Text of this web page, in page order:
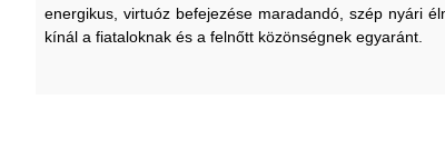
energikus, virtuóz befejezése maradandó, szép nyári
kínál a fiataloknak és a felnőtt közönségnek egyaránt.